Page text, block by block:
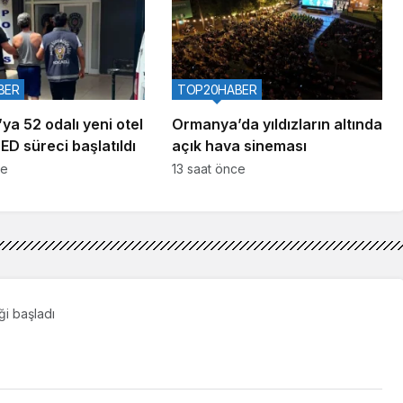
52 odalı yeni otel
süreci başlatıldı
Ormanya’da yıldızların altında
açık hava sineması
TOP20HABER
13 saat önce
başladı